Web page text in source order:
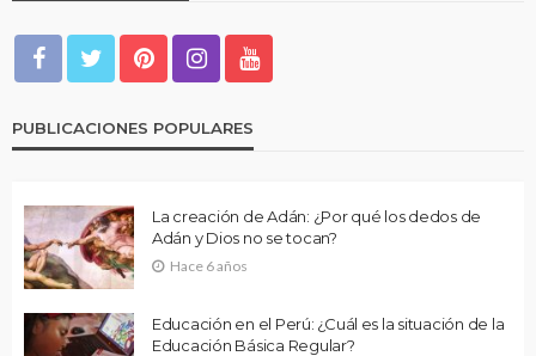
PUBLICACIONES POPULARES
La creación de Adán: ¿Por qué los dedos de
Adán y Dios no se tocan?
Hace 6 años
Educación en el Perú: ¿Cuál es la situación de la
Educación Básica Regular?